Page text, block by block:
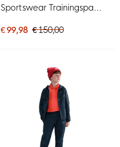
Sportswear Trainingspak
€ 99,98 € 150,00